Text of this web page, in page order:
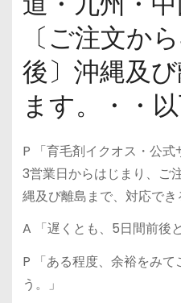
〔ご注文か
後〕沖縄及
ます。・・
P 「育毛剤イクオス・公式
3営業日からはじまり、ご
縄及び離島まで、対応でき
A 「遅くとも、5日間前後
P 「ある程度、余裕をみ
う。」